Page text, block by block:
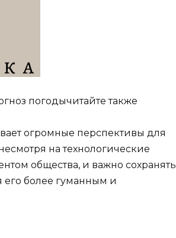
погодычитайте также
огромные перспективы для
на технологические
общества, и важно сохранять
его более гуманным и